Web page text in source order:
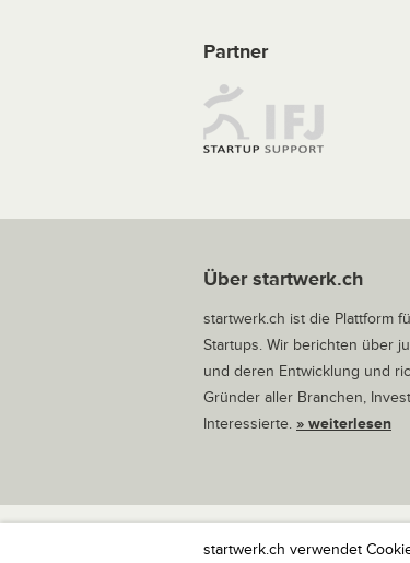
startwerk.ch verwendet
Partner
Über startwerk.ch
startwerk.ch ist die Plattform
Startups. Wir berichten über
und deren Entwicklung und
Gründer aller Branchen,
Interessierte. » weiterlesen